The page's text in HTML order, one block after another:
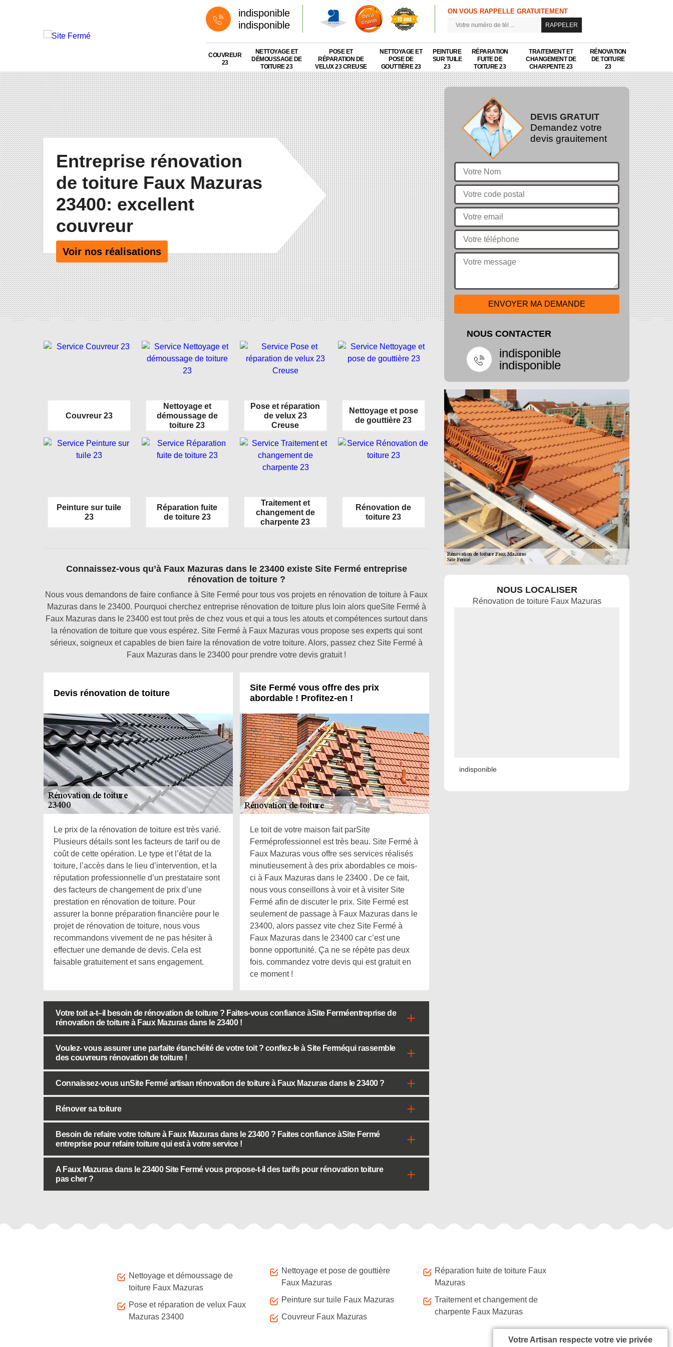
indisponible
indisponible
ON VOUS RAPPELLE GRATUITEMENT
COUVREUR
23
NETTOYAGE ET
DÉMOUSSAGE DE
TOITURE 23
POSE ET
RÉPARATION DE
VELUX 23 CREUSE
NETTOYAGE ET
POSE DE
GOUTTIÈRE 23
PEINTURE
SUR TUILE
23
RÉPARATION
FUITE DE
TOITURE 23
TRAITEMENT ET
CHANGEMENT DE
CHARPENTE 23
RÉNOVATION
DE TOITURE
23
Entreprise rénovation
de toiture Faux Mazuras
23400: excellent
couvreur
Voir nos réalisations
Couvreur 23
Nettoyage et
démoussage de
toiture 23
Pose et réparation
de velux 23
Creuse
Nettoyage et pose
de gouttière 23
Peinture sur tuile
23
Réparation fuite
de toiture 23
Traitement et
changement de
charpente 23
Rénovation de
toiture 23
Connaissez-vous qu’à Faux Mazuras dans le 23400 existe Site Fermé entreprise
rénovation de toiture ?
Nous vous demandons de faire confiance à Site Fermé pour tous vos projets en rénovation de toiture à Faux
Mazuras dans le 23400. Pourquoi cherchez entreprise rénovation de toiture plus loin alors queSite Fermé à
Faux Mazuras dans le 23400 est tout près de chez vous et qui a tous les atouts et compétences surtout dans
la rénovation de toiture que vous espérez. Site Fermé à Faux Mazuras vous propose ses experts qui sont
sérieux, soigneux et capables de bien faire la rénovation de votre toiture. Alors, passez chez Site Fermé à
Faux Mazuras dans le 23400 pour prendre votre devis gratuit !
Devis rénovation de toiture
Le prix de la rénovation de toiture est très varié.
Plusieurs détails sont les facteurs de tarif ou de
coût de cette opération. Le type et l’état de la
toiture, l’accès dans le lieu d’intervention, et la
réputation professionnelle d’un prestataire sont
des facteurs de changement de prix d’une
prestation en rénovation de toiture. Pour
assurer la bonne préparation financière pour le
projet de rénovation de toiture, nous vous
recommandons vivement de ne pas hésiter à
effectuer une demande de devis. Cela est
faisable gratuitement et sans engagement.
Site Fermé vous offre des prix
abordable ! Profitez-en !
Le toit de votre maison fait parSite
Ferméprofessionnel est très beau. Site Fermé à
Faux Mazuras vous offre ses services réalisés
minutieusement à des prix abordables ce mois-
ci à Faux Mazuras dans le 23400 . De ce fait,
nous vous conseillons à voir et à visiter Site
Fermé afin de discuter le prix. Site Fermé est
seulement de passage à Faux Mazuras dans le
23400, alors passez vite chez Site Fermé à
Faux Mazuras dans le 23400 car c’est une
bonne opportunité. Ça ne se répète pas deux
fois. commandez votre devis qui est gratuit en
ce moment !
Votre toit a-t–il besoin de rénovation de toiture ? Faites-vous confiance àSite Ferméentreprise de
rénovation de toiture à Faux Mazuras dans le 23400 !
Voulez- vous assurer une parfaite étanchéité de votre toit ? confiez-le à Site Ferméqui rassemble
des couvreurs rénovation de toiture !
Connaissez-vous unSite Fermé artisan rénovation de toiture à Faux Mazuras dans le 23400 ?
Rénover sa toiture
Besoin de refaire votre toiture à Faux Mazuras dans le 23400 ? Faites confiance àSite Fermé
entreprise pour refaire toiture qui est à votre service !
A Faux Mazuras dans le 23400 Site Fermé vous propose-t-il des tarifs pour rénovation toiture
pas cher ?
DEVIS GRATUIT
Demandez votre
devis grauitement
NOUS CONTACTER
indisponible
indisponible
NOUS LOCALISER
Rénovation de toiture Faux Mazuras
indisponible
Nettoyage et démoussage de
toiture Faux Mazuras
Pose et réparation de velux Faux
Mazuras 23400
Nettoyage et pose de gouttière
Faux Mazuras
Peinture sur tuile Faux Mazuras
Couvreur Faux Mazuras
Réparation fuite de toiture Faux
Mazuras
Traitement et changement de
charpente Faux Mazuras
Votre Artisan respecte votre vie privée